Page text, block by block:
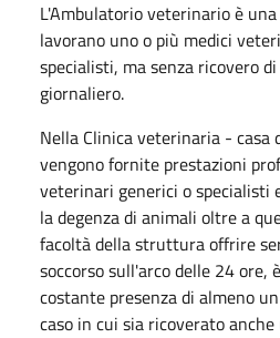
L'Ambulatorio veterinario è
lavorano uno o più medici
specialisti, ma senza ricovero
giornaliero.
Nella Clinica veterinaria - casa
vengono fornite prestazioni
veterinari generici o specialisti
la degenza di animali oltre a
facoltà della struttura offrire
soccorso sull'arco delle 24 ore,
costante presenza di almeno
caso in cui sia ricoverato